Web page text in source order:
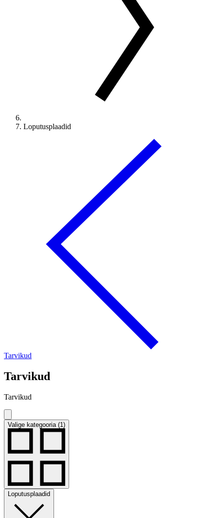
Loputusplaadid
Tarvikud
Tarvikud
Tarvikud
Valige kategooria (1)
Loputusplaadid